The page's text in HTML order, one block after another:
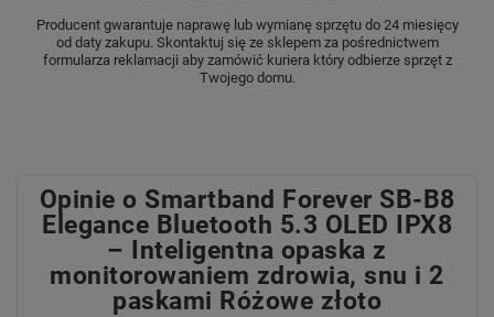
Producent gwarantuje naprawę lub wymianę sprzętu do 24 miesięcy
od daty zakupu. Skontaktuj się ze sklepem za pośrednictwem
formularza reklamacji aby zamówić kuriera który odbierze sprzęt z
Twojego domu.
Opinie o Smartband Forever SB-B8
Elegance Bluetooth 5.3 OLED IPX8
– Inteligentna opaska z
monitorowaniem zdrowia, snu i 2
paskami Różowe złoto